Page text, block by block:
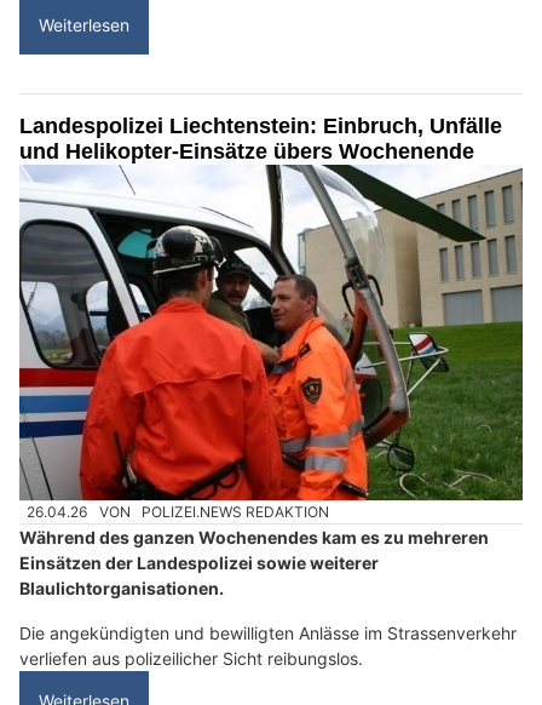
Weiterlesen
Landespolizei Liechtenstein: Einbruch, Unfälle
und Helikopter-Einsätze übers Wochenende
26.04.26 VON POLIZEI.NEWS REDAKTION
Während des ganzen Wochenendes kam es zu mehreren
Einsätzen der Landespolizei sowie weiterer
Blaulichtorganisationen.
Die angekündigten und bewilligten Anlässe im Strassenverkehr
verliefen aus polizeilicher Sicht reibungslos.
Weiterlesen